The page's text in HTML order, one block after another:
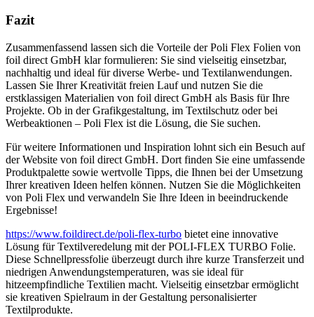
Fazit
Zusammenfassend lassen sich die Vorteile der Poli Flex Folien von
foil direct GmbH klar formulieren: Sie sind vielseitig einsetzbar,
nachhaltig und ideal für diverse Werbe- und Textilanwendungen.
Lassen Sie Ihrer Kreativität freien Lauf und nutzen Sie die
erstklassigen Materialien von foil direct GmbH als Basis für Ihre
Projekte. Ob in der Grafikgestaltung, im Textilschutz oder bei
Werbeaktionen – Poli Flex ist die Lösung, die Sie suchen.
Für weitere Informationen und Inspiration lohnt sich ein Besuch auf
der Website von foil direct GmbH. Dort finden Sie eine umfassende
Produktpalette sowie wertvolle Tipps, die Ihnen bei der Umsetzung
Ihrer kreativen Ideen helfen können. Nutzen Sie die Möglichkeiten
von Poli Flex und verwandeln Sie Ihre Ideen in beeindruckende
Ergebnisse!
https://www.foildirect.de/poli-flex-turbo bietet eine innovative
Lösung für Textilveredelung mit der POLI-FLEX TURBO Folie.
Diese Schnellpressfolie überzeugt durch ihre kurze Transferzeit und
niedrigen Anwendungstemperaturen, was sie ideal für
hitzeempfindliche Textilien macht. Vielseitig einsetzbar ermöglicht
sie kreativen Spielraum in der Gestaltung personalisierter
Textilprodukte.